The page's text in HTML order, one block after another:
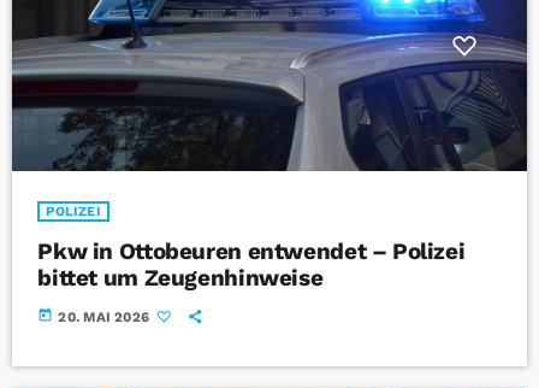
POLIZEI
Pkw in Ottobeuren entwendet – Polizei
bittet um Zeugenhinweise
today 20. MAI 2026